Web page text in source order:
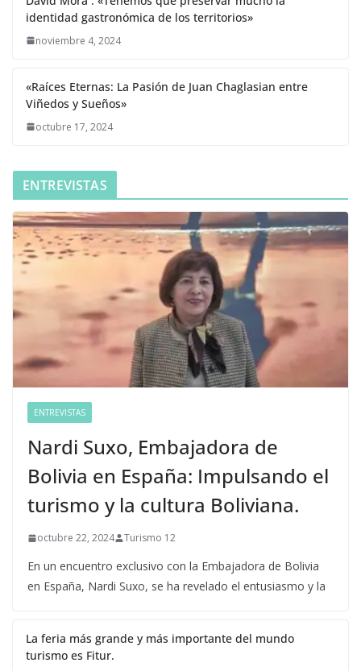
identidad gastronómica de los territorios»
noviembre 4, 2024
«Raíces Eternas: La Pasión de Juan Chaglasian entre
Viñedos y Sueños»
octubre 17, 2024
ENTREVISTAS
ENTREVISTAS
Nardi Suxo, Embajadora de
Bolivia en España: Impulsando el
turismo y la cultura Boliviana.
octubre 22, 2024 Turismo 12
En un encuentro exclusivo con la Embajadora de Bolivia
en España, Nardi Suxo, se ha revelado el entusiasmo y la
La feria más grande y más importante del mundo
turismo es Fitur.